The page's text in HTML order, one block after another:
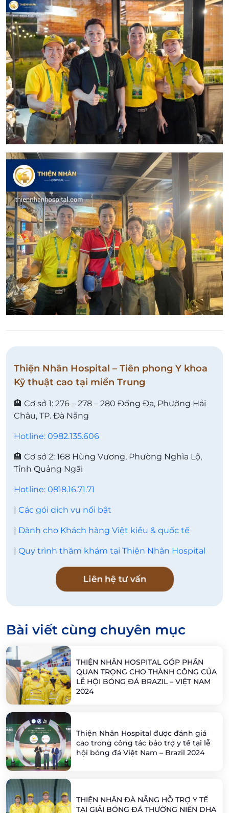
Thiện Nhân Hospital – Tiên phong Y khoa
Kỹ thuật cao tại miền Trung
🏨 Cơ sở 1: 276 – 278 – 280 Đống Đa, Phường Hải
Châu, TP. Đà Nẵng
Hotline: 0982.135.606
🏨 Cơ sở 2: 168 Hùng Vương, Phường Nghĩa Lộ,
Tỉnh Quảng Ngãi
Hotline: 0818.16.71.71
| Các gói dịch vụ nổi bật
| Dành cho Khách hàng Việt kiều & quốc tế
| Quy trình thăm khám tại Thiện Nhân Hospital
Liên hệ tư vấn
Bài viết cùng chuyên mục
THIỆN NHÂN HOSPITAL GÓP PHẦN
QUAN TRỌNG CHO THÀNH CÔNG CỦA
LỄ HỘI BÓNG ĐÁ BRAZIL – VIỆT NAM
2024
Thiện Nhân Hospital được đánh giá
cao trong công tác bảo trợ y tế tại lễ
hội bóng đá Việt Nam – Brazil 2024
THIỆN NHÂN ĐÀ NẴNG HỖ TRỢ Y TẾ
TẠI GIẢI BÓNG ĐÁ THƯỜNG NIÊN DHA